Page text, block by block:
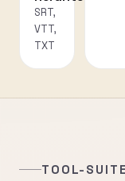
SRT,
VTT,
TXT
TOOL-SUITE